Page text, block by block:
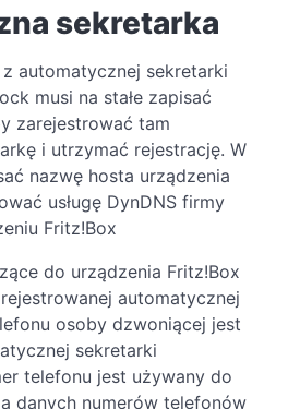
sekretarka
automatycznej sekretarki
musi na stałe zapisać
zarejestrować tam
i utrzymać rejestrację. W
nazwę hosta urządzenia
usługę DynDNS firmy
Fritz!Box
do urządzenia Fritz!Box
automatycznej
osoby dzwoniącej jest
sekretarki
telefonu jest używany do
danych numerów telefonów